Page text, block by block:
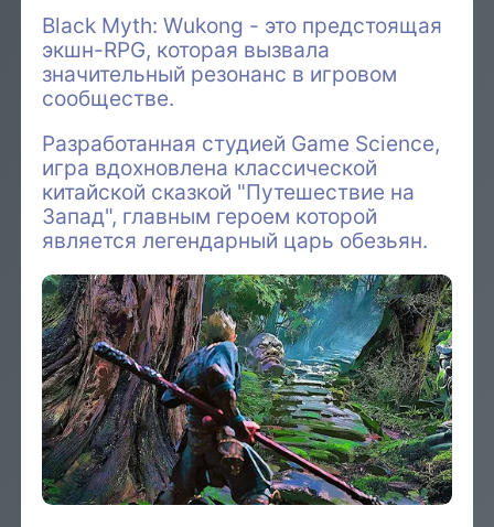
Black Myth: Wukong - это предстоящая
экшн-RPG, которая вызвала
значительный резонанс в игровом
сообществе.
Разработанная студией Game Science,
игра вдохновлена классической
китайской сказкой "Путешествие на
Запад", главным героем которой
является легендарный царь обезьян.